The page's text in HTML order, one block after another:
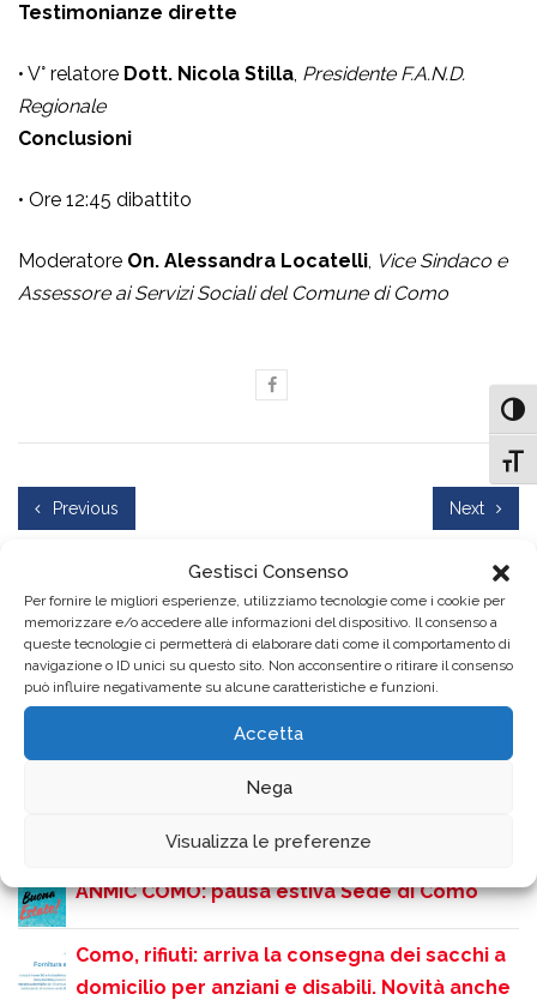
Gestisci Consenso
Per fornire le migliori esperienze, utilizziamo tecnologie come i cookie per
memorizzare e/o accedere alle informazioni del dispositivo. Il consenso a
queste tecnologie ci permetterà di elaborare dati come il comportamento di
navigazione o ID unici su questo sito. Non acconsentire o ritirare il consenso
può influire negativamente su alcune caratteristiche e funzioni.
Accetta
Nega
Visualizza le preferenze
Testimonianze dirette
• V° relatore Dott. Nicola Stilla, Presidente F.A.N.D.
Regionale
Conclusioni
• Ore 12:45 dibattito
Moderatore On. Alessandra Locatelli, Vice Sindaco e
Assessore ai Servizi Sociali del Comune di Como
Previous Next
Cerca
Cerca
Ultime News
“Insiem con l’Anmic”
ANMIC COMO: pausa estiva Sede di Como
Como, rifiuti: arriva la consegna dei sacchi a
domicilio per anziani e disabili. Novità anche